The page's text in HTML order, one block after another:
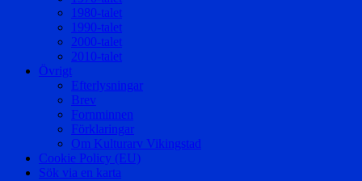
1980-talet
1990-talet
2000-talet
2010-talet
Övrigt
Efterlysningar
Brev
Fornminnen
Förklaringar
Om Kulturarv Vikingstad
Cookie Policy (EU)
Sök via en karta